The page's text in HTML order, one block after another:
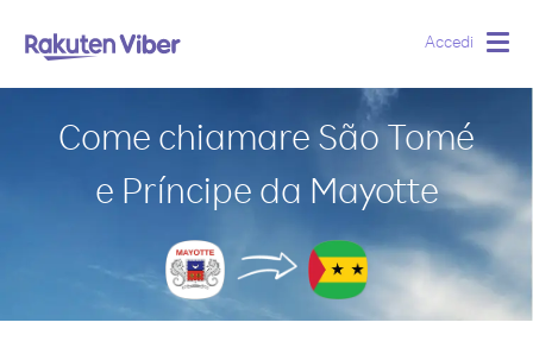
Accedi
Come chiamare São Tomé
e Príncipe da Mayotte